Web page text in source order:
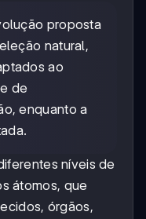
proposta
natural,
ao
de
enquanto a
níveis de
átomos, que
órgãos,